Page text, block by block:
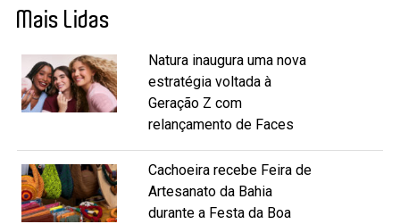
Mais Lidas
Natura inaugura uma nova
estratégia voltada à
Geração Z com
relançamento de Faces
Cachoeira recebe Feira de
Artesanato da Bahia
durante a Festa da Boa